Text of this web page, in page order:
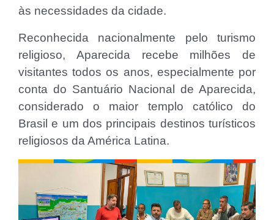
às necessidades da cidade.
Reconhecida nacionalmente pelo turismo
religioso, Aparecida recebe milhões de
visitantes todos os anos, especialmente por
conta do Santuário Nacional de Aparecida,
considerado o maior templo católico do
Brasil e um dos principais destinos turísticos
religiosos da América Latina.